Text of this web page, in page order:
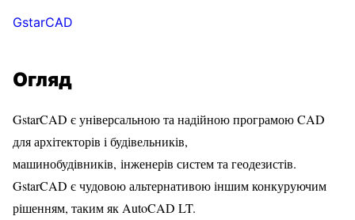
GstarCAD
Огляд
GstarCAD є універсальною та надійною програмою CAD
для архітекторів і будівельників,
машинобудівників, інженерів систем та геодезистів.
GstarCAD є чудовою альтернативою іншим конкуруючим
рішенням, таким як AutoCAD LT.